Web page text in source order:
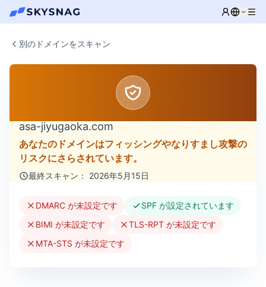
別のドメインをスキャン
asa-jiyugaoka.com
あなたのドメインはフィッシングやなりすまし攻撃の
リスクにさらされています。
最終スキャン： 2026年5月15日
DMARC が未設定です
SPF が設定されています
BIMI が未設定です
TLS-RPT が未設定です
MTA-STS が未設定です